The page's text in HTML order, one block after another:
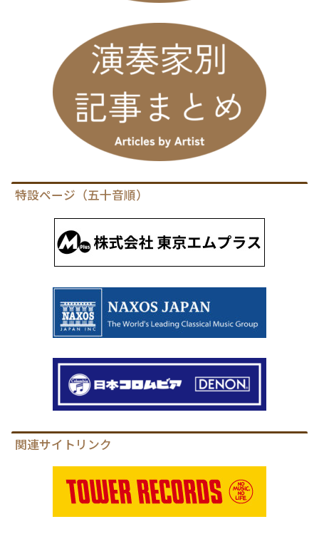
特設ページ（五十音順）
関連サイトリンク